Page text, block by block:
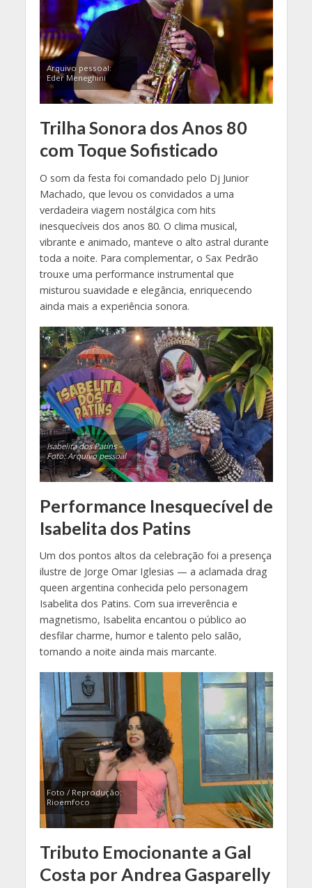
Arquivo pessoal:
Eder Meneghini
Trilha Sonora dos Anos 80
com Toque Sofisticado
O som da festa foi comandado pelo Dj Junior
Machado, que levou os convidados a uma
verdadeira viagem nostálgica com hits
inesquecíveis dos anos 80. O clima musical,
vibrante e animado, manteve o alto astral durante
toda a noite. Para complementar, o Sax Pedrão
trouxe uma performance instrumental que
misturou suavidade e elegância, enriquecendo
ainda mais a experiência sonora.
Isabelita dos Patins –
Foto: Arquivo pessoal
Performance Inesquecível de
Isabelita dos Patins
Um dos pontos altos da celebração foi a presença
ilustre de Jorge Omar Iglesias — a aclamada drag
queen argentina conhecida pelo personagem
Isabelita dos Patins. Com sua irreverência e
magnetismo, Isabelita encantou o público ao
desfilar charme, humor e talento pelo salão,
tornando a noite ainda mais marcante.
Foto / Reprodução:
Rioemfoco
Tributo Emocionante a Gal
Costa por Andrea Gasparelly